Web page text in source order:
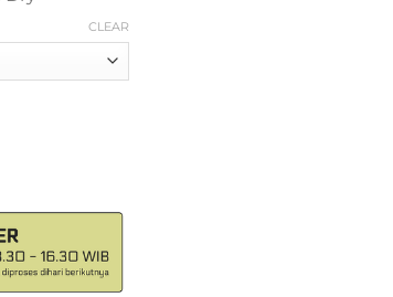
CLEAR
Running Pria Baselayer Series Exerso Dry